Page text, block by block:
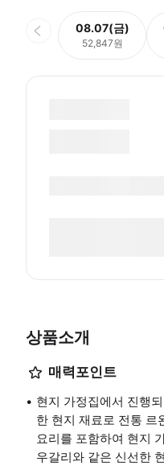
08.07(금)
52,847원
상품소개
매력포인트
현지 가정집에서 진행
한 현지 재료로 전통 르
요리를 포함하여 현지
우갈리와 같은 신선한